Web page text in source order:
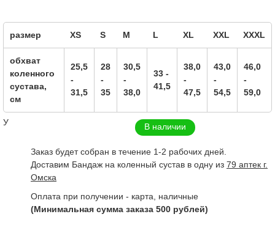
размер XS S M L XL XXL XXXL
обхват
коленного
сустава,
см
25,5
-
31,5
28
-
35
30,5
-
38,0
33 -
41,5
38,0
-
47,5
43,0
-
54,5
46,0
-
59,0
У В наличии
Заказ будет собран в течение 1-2 рабочих дней.
Доставим Бандаж на коленный сустав в одну из 79 аптек г.
Омска
Оплата при получении - карта, наличные
(Минимальная сумма заказа 500 рублей)